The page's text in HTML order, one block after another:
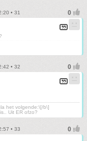
• 31
• 32
het volgende:\[/b\]
Uit ER ofzo?
• 33